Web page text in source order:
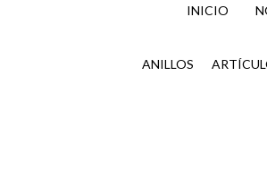
INICIO
ANILLOS